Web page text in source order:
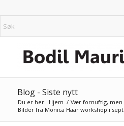
Blog - Siste nytt
Du er her: Hjem / Vær fornuftig, men
Bilder fra Monica Haar workshop i